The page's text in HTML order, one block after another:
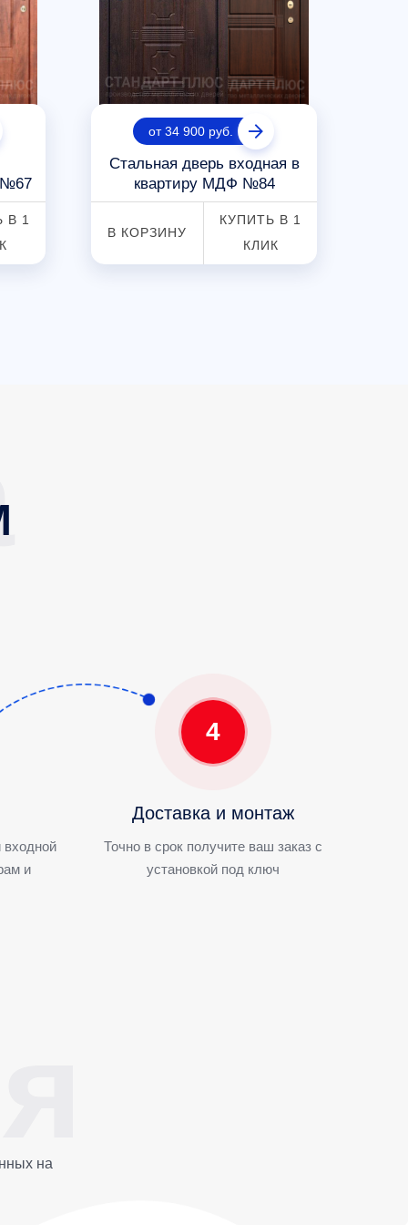
№67
В 1
от 34 900 руб.
Стальная дверь входная в
квартиру МДФ №84
В КОРЗИНУ
КУПИТЬ В 1
КЛИК
входной
и
4
Доставка и монтаж
Точно в срок получите ваш заказ с
установкой под ключ
на